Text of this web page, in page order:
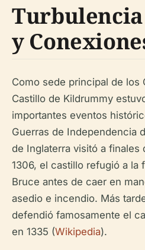
y
Como sede principal de los
Castillo de Kildrummy
importantes eventos
Guerras de Independencia
de Inglaterra visitó a finales
1306, el castillo refugió a la
Bruce antes de caer en
asedio e incendio. Más
defendió famosamente el
en 1335 (Wikipedia).